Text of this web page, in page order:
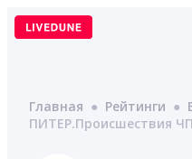
Перейти
Главная ● Рейтинги ●
ПИТЕР.Происшествия